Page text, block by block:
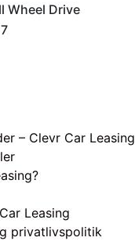
Wheel Drive
– Clevr Car Leasing
Leasing
privatlivspolitik